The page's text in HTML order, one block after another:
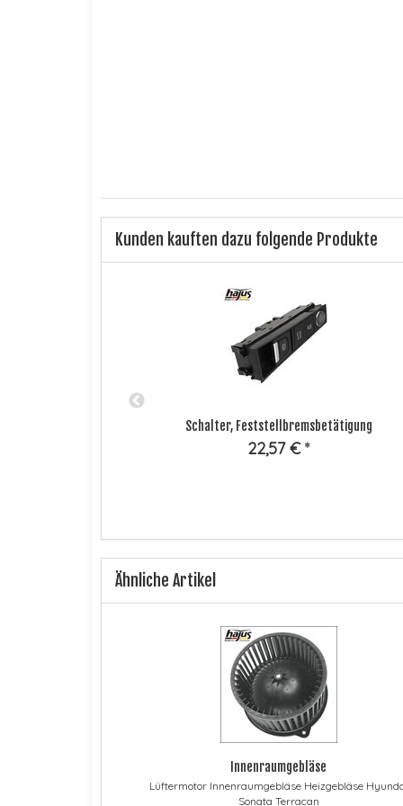
Kunden kauften dazu folgende Produkte
Schalter, Feststellbremsbetätigung
22,57 € *
Ähnliche Artikel
Innenraumgebläse
Lüftermotor Innenraumgebläse Heizgebläse
Sonata Terracan